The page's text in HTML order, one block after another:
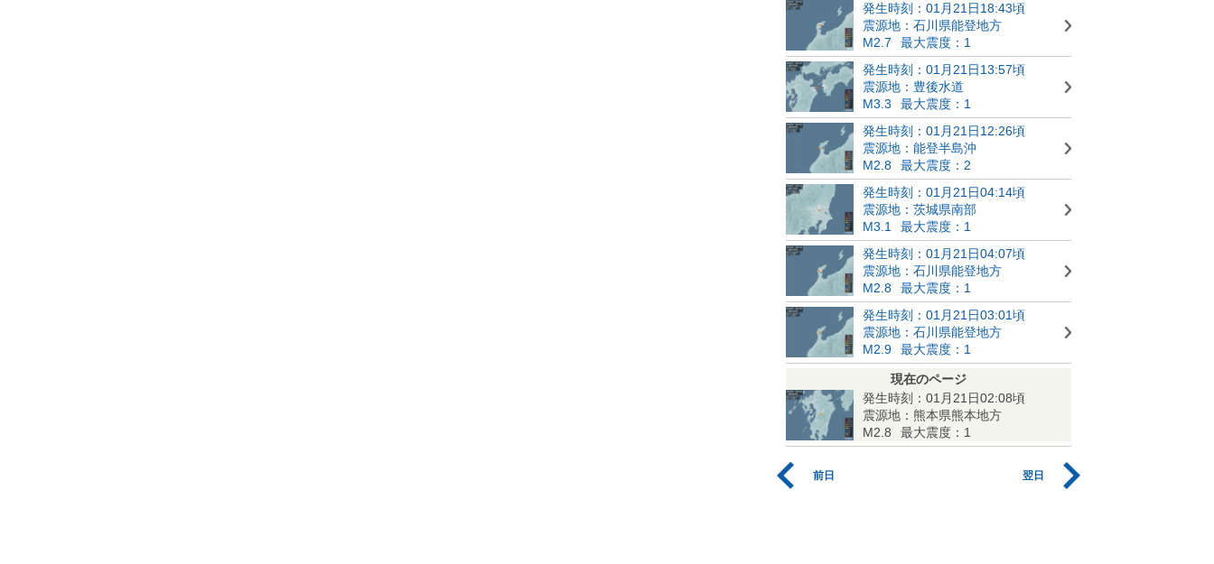
発生時刻：01月21日18:43頃
震源地：石川県能登地方
M2.7
最大震度：1
発生時刻：01月21日13:57頃
震源地：豊後水道
M3.3
最大震度：1
発生時刻：01月21日12:26頃
震源地：能登半島沖
M2.8
最大震度：2
発生時刻：01月21日04:14頃
震源地：茨城県南部
M3.1
最大震度：1
発生時刻：01月21日04:07頃
震源地：石川県能登地方
M2.8
最大震度：1
発生時刻：01月21日03:01頃
震源地：石川県能登地方
M2.9
最大震度：1
現在のページ
発生時刻：01月21日02:08頃
震源地：熊本県熊本地方
M2.8
最大震度：1
前日 翌日